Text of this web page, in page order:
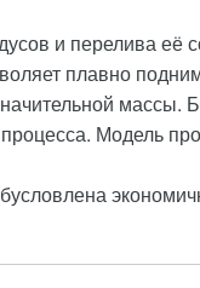
и перелива её
плавно
массы.
Модель